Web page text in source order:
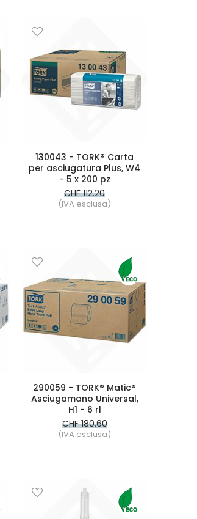
130043 - TORK® Carta
per asciugatura Plus, W4
- 5 x 200 pz
CHF 112.20
(IVA esclusa)
290059 - TORK® Matic®
Asciugamano Universal,
H1 - 6 rl
CHF 180.60
(IVA esclusa)